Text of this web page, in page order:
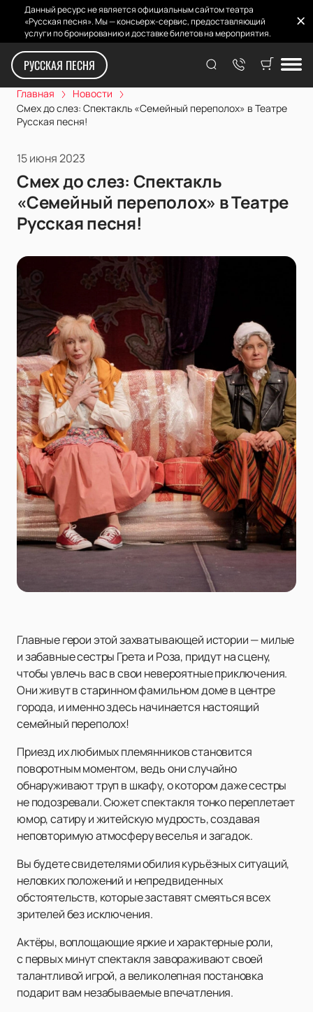
Данный ресурс не является официальным сайтом театра
«Русская песня». Мы — консьерж-сервис, предоставляющий
услуги по бронированию и доставке билетов на мероприятия.
РУССКАЯ ПЕСНЯ
Главная
Новости
Смех до слез: Спектакль «Семейный переполох» в Театре
Русская песня!
15 июня 2023
Смех до слез: Спектакль
«Семейный переполох» в Театре
Русская песня!
Главные герои этой захватывающей истории — милые
и забавные сестры Грета и Роза, придут на сцену,
чтобы увлечь вас в свои невероятные приключения.
Они живут в старинном фамильном доме в центре
города, и именно здесь начинается настоящий
семейный переполох!
Приезд их любимых племянников становится
поворотным моментом, ведь они случайно
обнаруживают труп в шкафу, о котором даже сестры
не подозревали. Сюжет спектакля тонко переплетает
юмор, сатиру и житейскую мудрость, создавая
неповторимую атмосферу веселья и загадок.
Вы будете свидетелями обилия курьёзных ситуаций,
неловких положений и непредвиденных
обстоятельств, которые заставят смеяться всех
зрителей без исключения.
Актёры, воплощающие яркие и характерные роли,
с первых минут спектакля завораживают своей
талантливой игрой, а великолепная постановка
подарит вам незабываемые впечатления.